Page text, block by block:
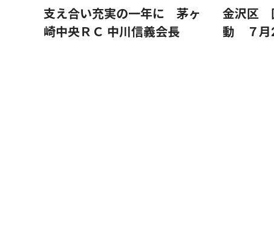
支え合い充実の一年に 茅ヶ
崎中央ＲＣ 中川信義会長
金沢区
動 ７月